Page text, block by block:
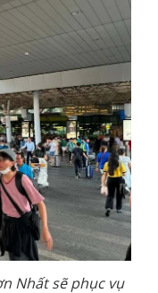
Nhất sẽ phục vụ